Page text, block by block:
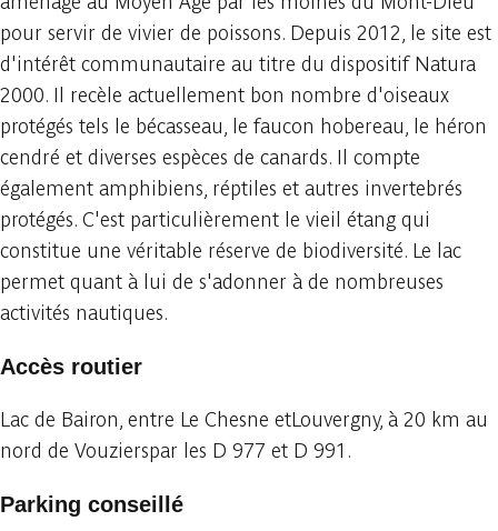
pour servir de vivier de poissons. Depuis 2012, le site est
d'intérêt communautaire au titre du dispositif Natura
2000. Il recèle actuellement bon nombre d'oiseaux
protégés tels le bécasseau, le faucon hobereau, le héron
cendré et diverses espèces de canards. Il compte
également amphibiens, réptiles et autres invertebrés
protégés. C'est particulièrement le vieil étang qui
constitue une véritable réserve de biodiversité. Le lac
permet quant à lui de s'adonner à de nombreuses
activités nautiques.
Accès routier
Lac de Bairon, entre Le Chesne etLouvergny, à 20 km au
nord de Vouzierspar les D 977 et D 991.
Parking conseillé